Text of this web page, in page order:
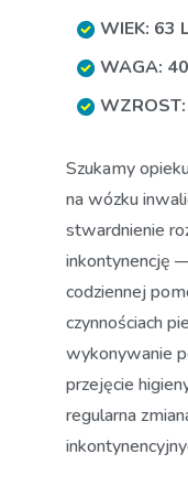
WIEK: 63
WAGA:
Szukamy
na wózku
stwardnienie
inkontynencję
codziennej
czynnościach
wykonywanie
przejęcie
regularna